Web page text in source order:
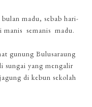
madu, sebab hari-
manis semanis madu.
gunung Bulusaraung
sungai yang mengalir
di kebun sekolah